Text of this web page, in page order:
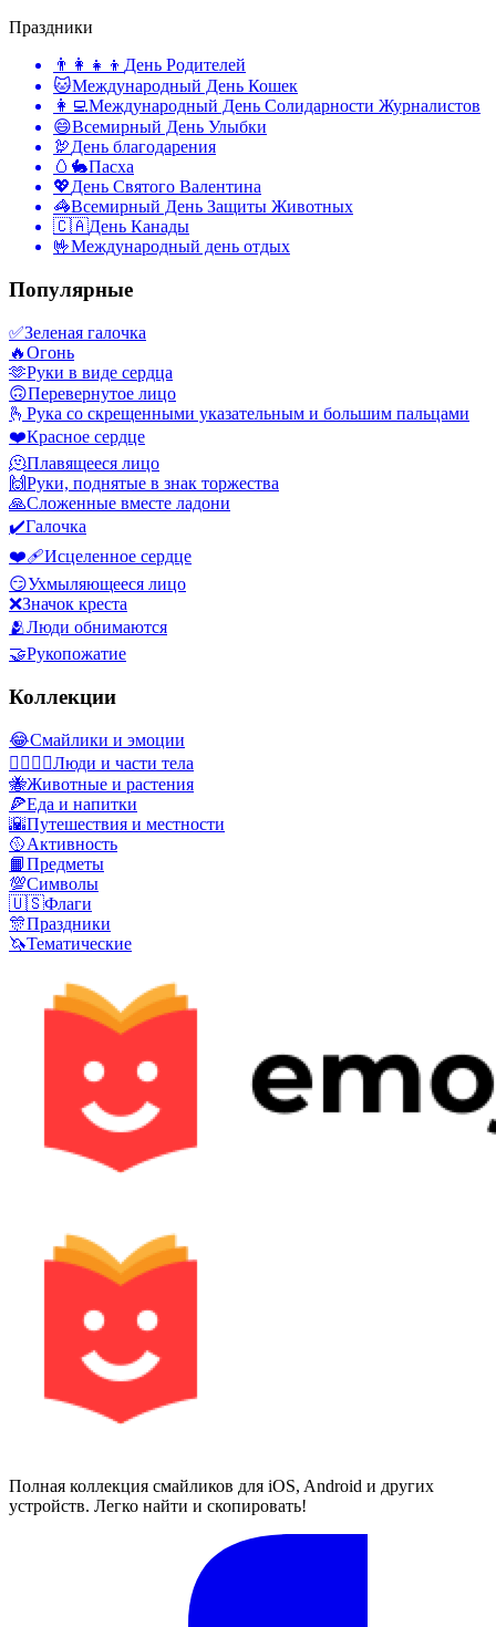
Праздники
👨‍👩‍👧‍👦 День Родителей
🐱Международный День Кошек
👩‍💻Международный День Солидарности Журналистов
😄Всемирный День Улыбки
🦃День благодарения
🥚🐇Пасха
💖День Святого Валентина
🦓Всемирный День Защиты Животных
🇨🇦День Канады
🤟Международный день отдых
Популярные
✅Зеленая галочка
🔥Огонь
🫶Руки в виде сердца
🙃Перевернутое лицо
🫰 Рука со скрещенными указательным и большим пальцами
❤️Красное сердце
🫠Плавящееся лицо
🙌Руки, поднятые в знак торжества
🙏Сложенные вместе ладони
✔️Галочка
❤️‍🩹Исцеленное сердце
😏Ухмыляющееся лицо
❌Значок креста
🫂Люди обнимаются
🤝Рукопожатие
Коллекции
😂Смайлики и эмоции
👩‍❤️‍💋‍👨Люди и части тела
🐝Животные и растения
🍕Еда и напитки
🌇Путешествия и местности
🥎Активность
📙Предметы
💯Символы
🇺🇸Флаги
🎊Праздники
🦄Тематические
Полная коллекция смайликов для iOS, Android и других
устройств. Легко найти и скопировать!